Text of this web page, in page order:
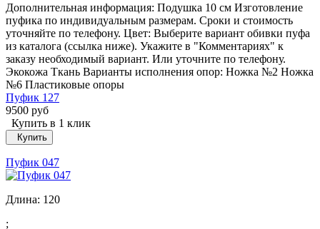
Дополнительная информация: Подушка 10 см Изготовление
пуфика по индивидуальным размерам. Сроки и стоимость
уточняйте по телефону. Цвет: Выберите вариант обивки пуфа
из каталога (ссылка ниже). Укажите в "Комментариях" к
заказу необходимый вариант. Или уточните по телефону.
Экокожа Ткань Варианты исполнения опор: Ножка №2 Ножка
№6 Пластиковые опоры
Пуфик 127
9500 руб
Купить в 1 клик
Купить
Пуфик 047
Длина: 120
;